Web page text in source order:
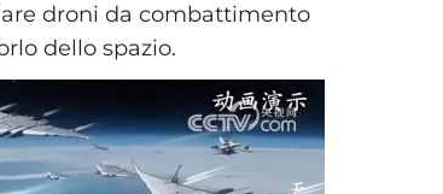
droni da combattimento
dello spazio.